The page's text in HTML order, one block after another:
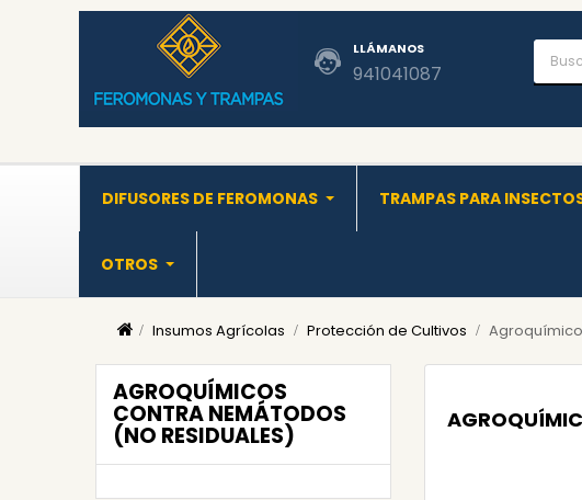
LLÁMANOS
941041087
DIFUSORES DE FEROMONAS TRAMPAS PARA
OTROS
Insumos Agrícolas Protección de Cultivos
AGROQUÍMICOS
CONTRA NEMÁTODOS
(NO RESIDUALES)